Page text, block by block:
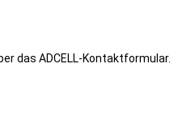
das ADCELL-Kontaktformular.